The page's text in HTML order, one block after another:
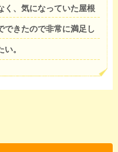
く、気になっていた屋根
できたので非常に満足し
。